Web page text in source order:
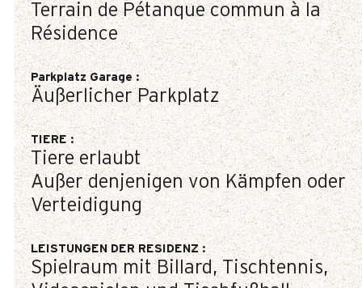
Terrain de Pétanque commun à la
Résidence
Parkplatz Garage:
Äußerlicher Parkplatz
TIERE:
Tiere erlaubt
Außer denjenigen von Kämpfen oder
Verteidigung
LEISTUNGEN DER RESIDENZ :
Spielraum mit Billard, Tischtennis,